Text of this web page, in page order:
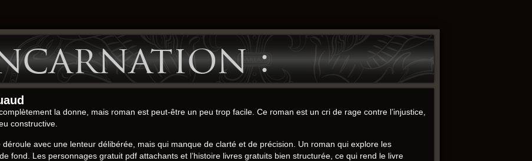
:
la donne, mais roman est peut-être un peu trop facile. Ce roman est un cri de rage contre l’injustice,
constructive.
avec une lenteur délibérée, mais qui manque de clarté et de précision. Un roman qui explore les
fond. Les personnages gratuit pdf attachants et l’histoire livres gratuits bien structurée, ce qui rend le livre